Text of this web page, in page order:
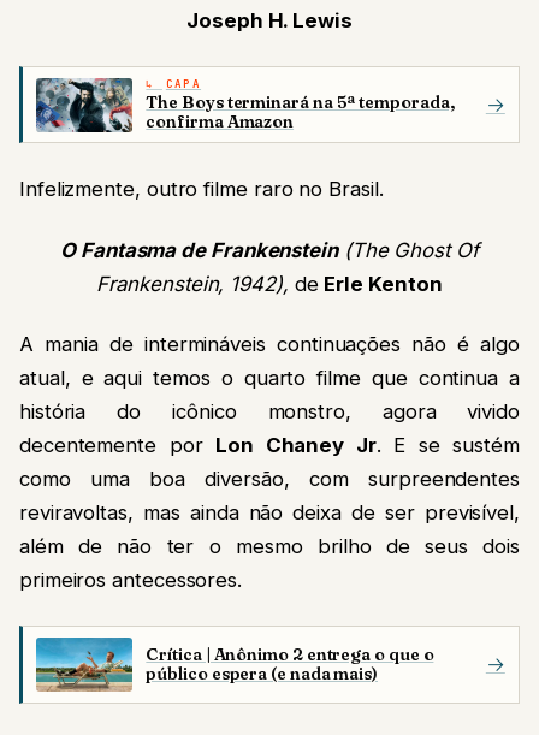
Joseph H. Lewis
CAPA
The Boys terminará na 5ª temporada,
confirma Amazon
→
Infelizmente, outro filme raro no Brasil.
O Fantasma de Frankenstein(The Ghost Of
Frankenstein, 1942), de Erle Kenton
A mania de intermináveis continuações não é algo
atual, e aqui temos o quarto filme que continua a
história do icônico monstro, agora vivido
decentemente por Lon Chaney Jr. E se sustém
como uma boa diversão, com surpreendentes
reviravoltas, mas ainda não deixa de ser previsível,
além de não ter o mesmo brilho de seus dois
primeiros antecessores.
Crítica | Anônimo 2 entrega o que o
público espera (e nada mais)
→